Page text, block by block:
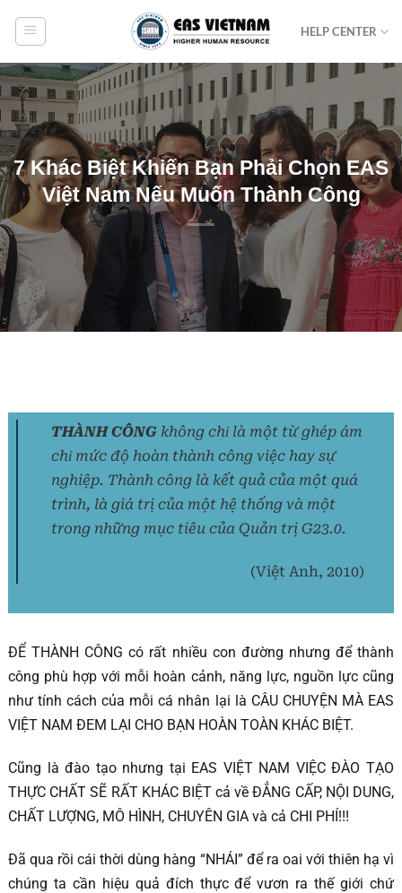
dung
HELP CENTER
7 Khác Biệt Khiến Bạn Phải Chọn EAS
Việt Nam Nếu Muốn Thành Công
THÀNH CÔNGkhông chỉ là một từ ghép ám
chỉ mức độ hoàn thành công việc hay sự
nghiệp. Thành công là kết quả của một quá
trình, là giá trị của một hệ thống và một
trong những mục tiêu của Quản trị G23.0.
(Việt Anh, 2010)
ĐỂ THÀNH CÔNG có rất nhiều con đường nhưng để thành
công phù hợp với mỗi hoàn cảnh, năng lực, nguồn lực cũng
như tính cách của mỗi cá nhân lại là CÂU CHUYỆN MÀ EAS
VIỆT NAM ĐEM LẠI CHO BẠN HOÀN TOÀN KHÁC BIỆT.
Cũng là đào tạo nhưng tại EAS VIỆT NAM VIỆC ĐÀO TẠO
THỰC CHẤT SẼ RẤT KHÁC BIỆT cả về ĐẲNG CẤP, NỘI DUNG,
CHẤT LƯỢNG, MÔ HÌNH, CHUYÊN GIA và cả CHI PHÍ!!!
Đã qua rồi cái thời dùng hàng “NHÁI” để ra oai với thiên hạ vì
chúng ta cần hiệu quả đích thực để vươn ra thế giới chứ